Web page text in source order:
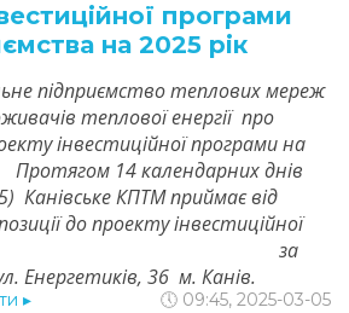
програми
на 2025 рік
підприємство теплових мереж
теплової енергії про
інвестиційної програми на
14 календарних днів
Канівське КПТМ приймає від
до проекту інвестиційної
за
Енергетиків, 36 м. Канів.
▸ 🕔 09:45, 2025-03-05